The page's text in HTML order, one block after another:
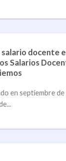
salario docente
Salarios
en septiembre